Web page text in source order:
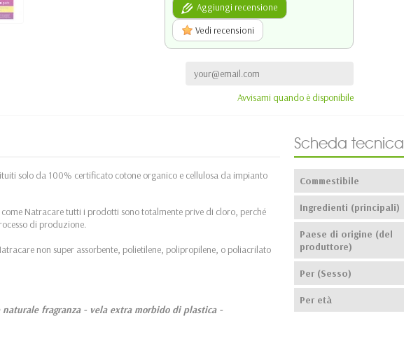
Aggiungi recensione
Vedi recensioni
Avvisami quando è disponibile
solo da 100% certificato cotone organico e cellulosa da impianto
come Natracare tutti i prodotti sono totalmente prive di cloro, perché
di produzione.
non super assorbente, polietilene, polipropilene, o poliacrilato
naturale fragranza - vela extra morbido di plastica -
Scheda tecnica
Commestibile
Ingredienti (principali)
Paese di origine (del
produttore)
Per (Sesso)
Per età